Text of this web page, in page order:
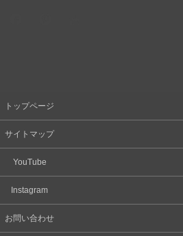
トップページ
サイトマップ
YouTube
Instagram
お問い合わせ